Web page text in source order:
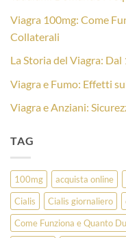
Viagra 100mg: Come
Collaterali
La Storia del Viagra: Dal
Viagra e Fumo: Effetti
Viagra e Anziani:
TAG
100mg acquista online
Cialis
Cialis giornaliero
Come Funziona e Quanto